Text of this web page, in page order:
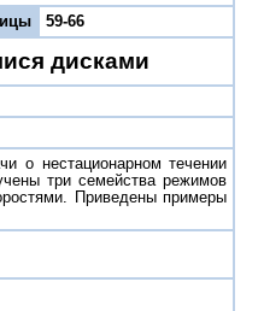
59-66
дисками
о нестационарном течении
три семейства режимов
Приведены примеры